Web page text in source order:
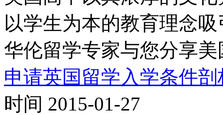
以学生为本的教育理念
华伦留学专家与您分享
申请英国留学入学条件剖
时间 2015-01-27